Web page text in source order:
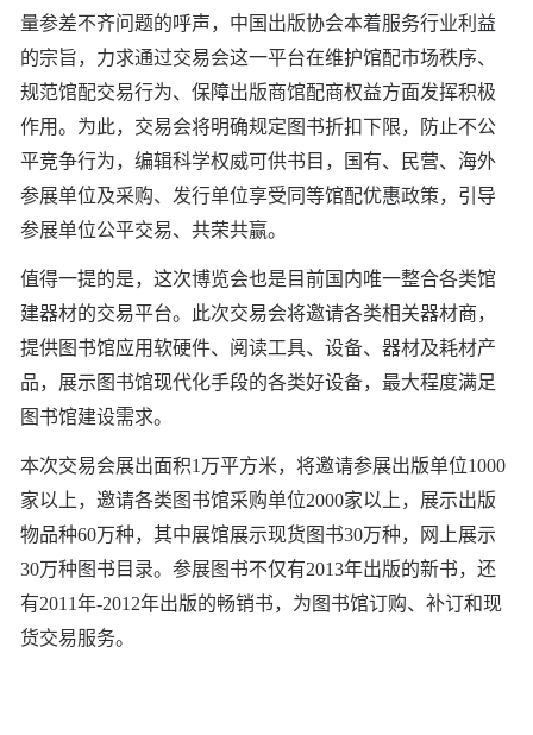
量参差不齐问题的呼声，中国出版协会本着服务行业利益
的宗旨，力求通过交易会这一平台在维护馆配市场秩序、
规范馆配交易行为、保障出版商馆配商权益方面发挥积极
作用。为此，交易会将明确规定图书折扣下限，防止不公
平竞争行为，编辑科学权威可供书目，国有、民营、海外
参展单位及采购、发行单位享受同等馆配优惠政策，引导
参展单位公平交易、共荣共赢。
值得一提的是，这次博览会也是目前国内唯一整合各类馆
建器材的交易平台。此次交易会将邀请各类相关器材商，
提供图书馆应用软硬件、阅读工具、设备、器材及耗材产
品，展示图书馆现代化手段的各类好设备，最大程度满足
图书馆建设需求。
本次交易会展出面积1万平方米，将邀请参展出版单位1000
家以上，邀请各类图书馆采购单位2000家以上，展示出版
物品种60万种，其中展馆展示现货图书30万种，网上展示
30万种图书目录。参展图书不仅有2013年出版的新书，还
有2011年-2012年出版的畅销书，为图书馆订购、补订和现
货交易服务。